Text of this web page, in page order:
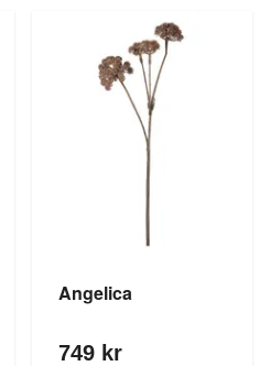
Angelica
749 kr